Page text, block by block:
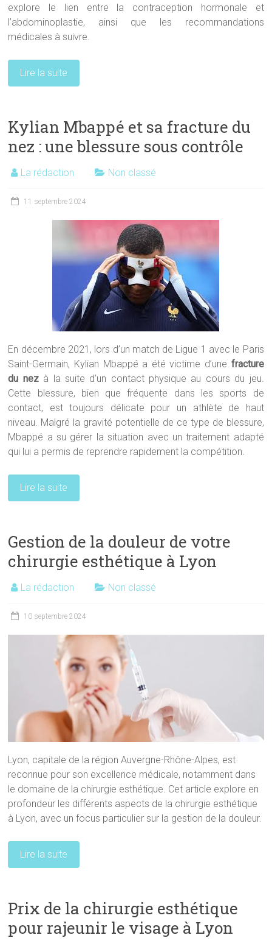
explore le lien entre la contraception hormonale et
l’abdominoplastie, ainsi que les recommandations
médicales à suivre.
Lire la suite
Kylian Mbappé et sa fracture du
nez : une blessure sous contrôle
La rédaction Non classé
11 septembre 2024
En décembre 2021, lors d’un match de Ligue 1 avec le Paris
Saint-Germain, Kylian Mbappé a été victime d’une fracture
du nezà la suite d’un contact physique au cours du jeu.
Cette blessure, bien que fréquente dans les sports de
contact, est toujours délicate pour un athlète de haut
niveau. Malgré la gravité potentielle de ce type de blessure,
Mbappé a su gérer la situation avec un traitement adapté
qui lui a permis de reprendre rapidement la compétition.
Lire la suite
Gestion de la douleur de votre
chirurgie esthétique à Lyon
La rédaction Non classé
10 septembre 2024
Lyon, capitale de la région Auvergne-Rhône-Alpes, est
reconnue pour son excellence médicale, notamment dans
le domaine de la chirurgie esthétique. Cet article explore en
profondeur les différents aspects de la chirurgie esthétique
à Lyon, avec un focus particulier sur la gestion de la douleur.
Lire la suite
Prix de la chirurgie esthétique
pour rajeunir le visage à Lyon